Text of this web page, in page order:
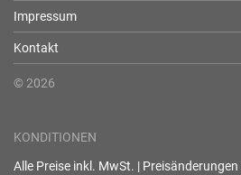
Impressum
Kontakt
© 2026
KONDITIONEN
Alle Preise inkl. MwSt. |